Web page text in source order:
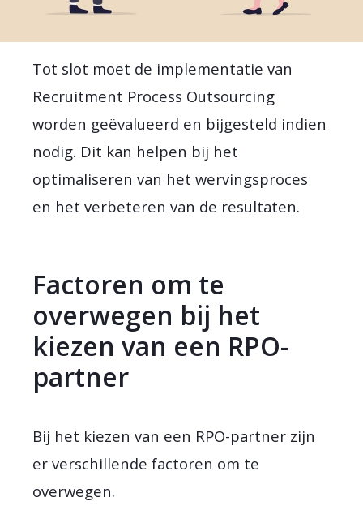
Tot slot moet de implementatie van
Recruitment Process Outsourcing
worden geëvalueerd en bijgesteld indien
nodig. Dit kan helpen bij het
optimaliseren van het wervingsproces
en het verbeteren van de resultaten.
Factoren om te
overwegen bij het
kiezen van een RPO-
partner
Bij het kiezen van een RPO-partner zijn
er verschillende factoren om te
overwegen.